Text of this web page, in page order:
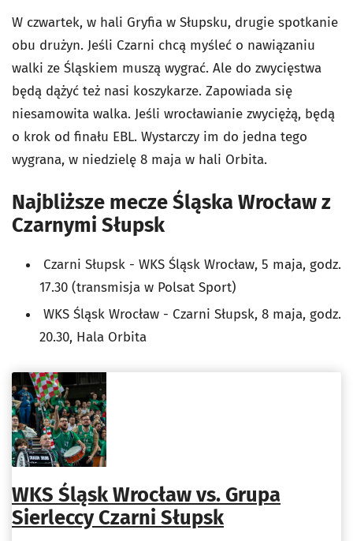
W czwartek, w hali Gryfia w Słupsku, drugie spotkanie
obu drużyn. Jeśli Czarni chcą myśleć o nawiązaniu
walki ze Śląskiem muszą wygrać. Ale do zwycięstwa
będą dążyć też nasi koszykarze. Zapowiada się
niesamowita walka. Jeśli wrocławianie zwyciężą, będą
o krok od finału EBL. Wystarczy im do jedna tego
wygrana, w niedzielę 8 maja w hali Orbita.
Najbliższe mecze Śląska Wrocław z
Czarnymi Słupsk
Czarni Słupsk - WKS Śląsk Wrocław, 5 maja, godz.
17.30 (transmisja w Polsat Sport)
WKS Śląsk Wrocław - Czarni Słupsk, 8 maja, godz.
20.30, Hala Orbita
WKS Śląsk Wrocław vs. Grupa
Sierleccy Czarni Słupsk